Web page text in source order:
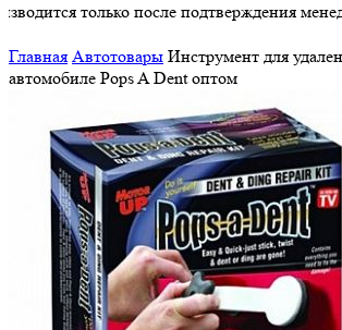
только после подтверждения менеджером
Главная Автотовары Инструмент для
автомобиле Pops A Dent оптом